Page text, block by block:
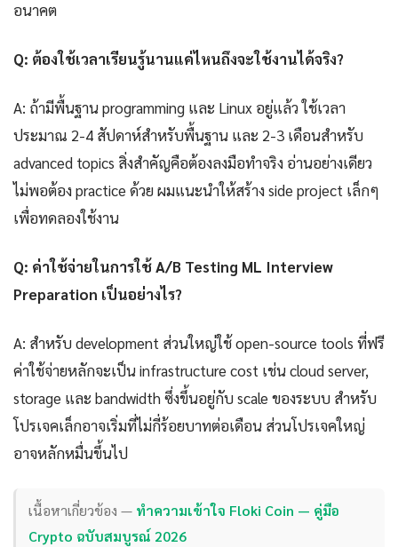
อนาคต
Q: ต้องใช้เวลาเรียนรู้นานแค่ไหนถึงจะใช้งานได้จริง?
A: ถ้ามีพื้นฐาน programming และ Linux อยู่แล้ว ใช้เวลา
ประมาณ 2-4 สัปดาห์สำหรับพื้นฐาน และ 2-3 เดือนสำหรับ
advanced topics สิ่งสำคัญคือต้องลงมือทำจริง อ่านอย่างเดียว
ไม่พอต้อง practice ด้วย ผมแนะนำให้สร้าง side project เล็กๆ
เพื่อทดลองใช้งาน
Q: ค่าใช้จ่ายในการใช้ A/B Testing ML Interview
Preparation เป็นอย่างไร?
A: สำหรับ development ส่วนใหญ่ใช้ open-source tools ที่ฟรี
ค่าใช้จ่ายหลักจะเป็น infrastructure cost เช่น cloud server,
storage และ bandwidth ซึ่งขึ้นอยู่กับ scale ของระบบ สำหรับ
โปรเจคเล็กอาจเริ่มที่ไม่กี่ร้อยบาทต่อเดือน ส่วนโปรเจคใหญ่
อาจหลักหมื่นขึ้นไป
เนื้อหาเกี่ยวข้อง — ทำความเข้าใจ Floki Coin — คู่มือ
Crypto ฉบับสมบูรณ์ 2026